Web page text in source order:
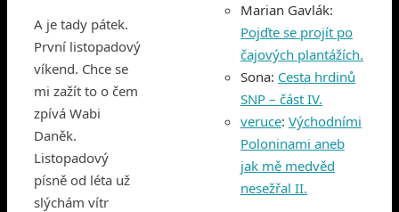
A je tady pátek.
První listopadový
víkend. Chce se
mi zažít to o čem
zpívá Wabi
Daněk.
Listopadový
písně od léta už
slýchám vítr
Marian Gavlák:
Pojďte se projít po
čajových plantážích.
Sona: Cesta hrdinů
SNP – část IV.
veruce: Východními
Poloninami aneb
jak mě medvěd
nesežřal II.